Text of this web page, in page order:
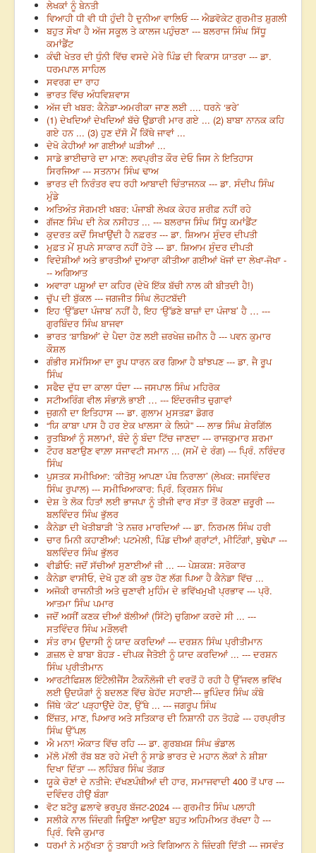
ਲੇਖਕਾਂ ਨੂੰ ਬੇਨਤੀ
ਵਿਆਹੀ ਧੀ ਵੀ ਧੀ ਹੁੰਦੀ ਹੈ ਦੁਨੀਆ ਵਾਲਿਓ --- ਐਡਵੋਕੇਟ ਗੁਰਮੀਤ ਸ਼ੁਗਲੀ
ਬਹੁਤ ਸੌਖਾ ਹੈ ਅੱਜ ਸਕੂਲ ਤੇ ਕਾਲਜ ਪਹੁੰਚਣਾ --- ਬਲਰਾਜ ਸਿੰਘ ਸਿੱਧੂ
ਕਮਾਂਡੈਂਟ
ਕੰਢੀ ਖੇਤਰ ਦੀ ਧੁੰਨੀ ਵਿੱਚ ਵਸਦੇ ਮੇਰੇ ਪਿੰਡ ਦੀ ਵਿਕਾਸ ਯਾਤਰਾ --- ਡਾ.
ਧਰਮਪਾਲ ਸਾਹਿਲ
ਸਵਰਗ ਦਾ ਰਾਹ
ਭਾਰਤ ਵਿੱਚ ਅੰਧਵਿਸ਼ਵਾਸ
ਅੱਜ ਦੀ ਖਬਰ: ਕੈਨੇਡਾ-ਅਮਰੀਕਾ ਜਾਣ ਲਈ .... ਧਰਨੇ ‘ਭਰੇ’
(1) ਦੇਖਦਿਆਂ ਦੇਖਦਿਆਂ ਬੱਚੇ ਉਡਾਰੀ ਮਾਰ ਗਏ ... (2) ਬਾਬਾ ਨਾਨਕ ਕਹਿ
ਗਏ ਹਨ ... (3) ਹੁਣ ਦੱਸੋ ਮੈਂ ਕਿੱਥੇ ਜਾਵਾਂ ...
ਦੇਖੋ ਕੇਹੀਆਂ ਆ ਗਈਆਂ ਘੜੀਆਂ ...
ਸਾਡੇ ਭਾਈਚਾਰੇ ਦਾ ਮਾਣ: ਲਵਪ੍ਰੀਤ ਕੌਰ ਦੇਓ ਜਿਸ ਨੇ ਇਤਿਹਾਸ
ਸਿਰਜਿਆ --- ਸਤਨਾਮ ਸਿੰਘ ਢਾਅ
ਭਾਰਤ ਦੀ ਨਿਰੰਤਰ ਵਧ ਰਹੀ ਆਬਾਦੀ ਚਿੰਤਾਜਨਕ --- ਡਾ. ਸੰਦੀਪ ਸਿੰਘ
ਮੁੰਡੇ
ਅਤਿਅੰਤ ਸੋਗਮਈ ਖਬਰ: ਪੰਜਾਬੀ ਲੇਖਕ ਕੇਹਰ ਸ਼ਰੀਫ਼ ਨਹੀਂ ਰਹੇ
ਗੱਜਣ ਸਿੰਘ ਦੀ ਨੇਕ ਨਸੀਹਤ ... --- ਬਲਰਾਜ ਸਿੰਘ ਸਿੱਧੂ ਕਮਾਂਡੈਂਟ
ਕੁਦਰਤ ਕਦੋਂ ਸਿਖਾਉਂਦੀ ਹੈ ਨਫ਼ਰਤ --- ਡਾ. ਸ਼ਿਆਮ ਸੁੰਦਰ ਦੀਪਤੀ
ਮੁਫ਼ਤ ਮੇਂ ਸੁਪਨੇ ਸਾਕਾਰ ਨਹੀਂ ਹੋਤੇ --- ਡਾ. ਸ਼ਿਆਮ ਸੁੰਦਰ ਦੀਪਤੀ
ਵਿਦੇਸ਼ੀਆਂ ਅਤੇ ਭਾਰਤੀਆਂ ਦੁਆਰਾ ਕੀਤੀਆ ਗਈਆਂ ਖੋਜਾਂ ਦਾ ਲੇਖਾ-ਜੋਖਾ -
-- ਅਗਿਆਤ
ਅਵਾਰਾ ਪਸ਼ੂਆਂ ਦਾ ਕਹਿਰ (ਦੇਖੋ ਇੱਕ ਬੱਚੀ ਨਾਲ ਕੀ ਬੀਤਦੀ ਹੈ!)
ਚੁੱਪ ਦੀ ਬੁੱਕਲ --- ਜਗਜੀਤ ਸਿੰਘ ਲੋਹਟਬੱਦੀ
ਇਹ ‘ਉੱਡਦਾ ਪੰਜਾਬ’ ਨਹੀਂ ਹੈ, ਇਹ ‘ਉੱਡਣੇ ਬਾਜ਼ਾਂ ਦਾ ਪੰਜਾਬ’ ਹੈ … ---
ਗੁਰਬਿੰਦਰ ਸਿੰਘ ਬਾਜਵਾ
ਭਾਰਤ ‘ਬਾਬਿਆਂ’ ਦੇ ਪੈਦਾ ਹੋਣ ਲਈ ਜ਼ਰਖੇਜ਼ ਜ਼ਮੀਨ ਹੈ --- ਪਵਨ ਕੁਮਾਰ
ਕੌਸ਼ਲ
ਗੰਭੀਰ ਸਮੱਸਿਆ ਦਾ ਰੂਪ ਧਾਰਨ ਕਰ ਗਿਆ ਹੈ ਬਾਂਝਪਣ --- ਡਾ. ਜੈ ਰੂਪ
ਸਿੰਘ
ਸਫੈਦ ਦੁੱਧ ਦਾ ਕਾਲਾ ਧੰਦਾ --- ਜਸਪਾਲ ਸਿੰਘ ਮਹਿਰੋਕ
ਸਟੀਅਰਿੰਗ ਵੀਲ ਸੰਭਾਲ਼ੋ ਭਾਈ … --- ਇੰਦਰਜੀਤ ਚੁਗਾਵਾਂ
ਜੁਗਨੀ ਦਾ ਇਤਿਹਾਸ --- ਡਾ. ਗੁਲਾਮ ਮੁਸਤਫ਼ਾ ਡੋਗਰ
“ਯਿ ਕਾਬਾ ਪਾਸ ਹੈ ਹਰ ਏਕ ਖਾਲਸਾ ਕੇ ਲਿਯੇ” --- ਲਾਭ ਸਿੰਘ ਸ਼ੇਰਗਿੱਲ
ਰੁਤਬਿਆਂ ਨੂੰ ਸਲਾਮਾਂ, ਬੰਦੇ ਨੂੰ ਬੰਦਾ ਟਿੱਚ ਜਾਣਦਾ --- ਰਾਜਕੁਮਾਰ ਸ਼ਰਮਾ
ਟੌਹਰ ਬਣਾਉਣ ਵਾਲ਼ਾ ਸਜਾਵਟੀ ਸਮਾਨ ... (ਸਮੇਂ ਦੇ ਰੰਗ) --- ਪ੍ਰਿੰ. ਨਰਿੰਦਰ
ਸਿੰਘ
ਪੁਸਤਕ ਸਮੀਖਿਆ: ‘ਕੀਤੋਸੁ ਆਪਣਾ ਪੰਥ ਨਿਰਾਲਾ’ (ਲੇਖਕ: ਜਸਵਿੰਦਰ
ਸਿੰਘ ਰੁਪਾਲ) --- ਸਮੀਖਿਆਕਾਰ: ਪ੍ਰਿੰ. ਕ੍ਰਿਸ਼ਨ ਸਿੰਘ
ਦੇਸ਼ ਤੇ ਲੋਕ ਹਿਤਾਂ ਲਈ ਭਾਜਪਾ ਨੂੰ ਤੀਜੀ ਵਾਰ ਸੱਤਾ ਤੋਂ ਰੋਕਣਾ ਜ਼ਰੂਰੀ ---
ਬਲਵਿੰਦਰ ਸਿੰਘ ਭੁੱਲਰ
ਕੈਨੇਡਾ ਦੀ ਖੇਤੀਬਾੜੀ ’ਤੇ ਨਜ਼ਰ ਮਾਰਦਿਆਂ --- ਡਾ. ਨਿਰਮਲ ਸਿੰਘ ਹਰੀ
ਚਾਰ ਮਿਨੀ ਕਹਾਣੀਆਂ: ਪਟਮੇਲੀ, ਪਿੰਡ ਦੀਆਂ ਗ੍ਰਾਂਟਾਂ, ਮੀਟਿੰਗਾਂ, ਬੁਢੇਪਾ ---
ਬਲਵਿੰਦਰ ਸਿੰਘ ਭੁੱਲਰ
ਵੀਡੀਓ: ਜਦੋਂ ਸੱਚੀਆਂ ਸੁਣਾਈਆਂ ਜੀ ... --- ਪੇਸ਼ਕਸ਼: ਸਰੋਕਾਰ
ਕੈਨੇਡਾ ਵਾਸੀਓ, ਦੇਖੋ ਹੁਣ ਕੀ ਕੁਝ ਹੋਣ ਲੱਗ ਪਿਆ ਹੈ ਕੈਨੇਡਾ ਵਿੱਚ ...
ਅਜੋਕੀ ਰਾਜਨੀਤੀ ਅਤੇ ਚੁਣਾਵੀ ਮੁਹਿੰਮ ਦੇ ਭਵਿੱਖਮੁਖੀ ਪ੍ਰਭਾਵ --- ਪ੍ਰੋ.
ਆਤਮਾ ਸਿੰਘ ਪਮਾਰ
ਜਦੋਂ ਅਸੀਂ ਕਣਕ ਦੀਆਂ ਬੱਲੀਆਂ (ਸਿੱਟੇ) ਚੁਗਿਆ ਕਰਦੇ ਸੀ ... ---
ਸਤਵਿੰਦਰ ਸਿੰਘ ਮੜੌਲਵੀ
ਸੰਤ ਰਾਮ ਉਦਾਸੀ ਨੂੰ ਯਾਦ ਕਰਦਿਆਂ --- ਦਰਸ਼ਨ ਸਿੰਘ ਪ੍ਰੀਤੀਮਾਨ
ਗ਼ਜ਼ਲ ਦੇ ਬਾਬਾ ਬੋਹੜ - ਦੀਪਕ ਜੈਤੋਈ ਨੂੰ ਯਾਦ ਕਰਦਿਆਂ ... --- ਦਰਸ਼ਨ
ਸਿੰਘ ਪ੍ਰੀਤੀਮਾਨ
ਆਰਟੀਫਿਸ਼ਲ ਇੰਟੈਲੀਜੈਂਸ ਟੈਕਨੌਲੋਜੀ ਦੀ ਵਰਤੋਂ ਹੋ ਰਹੀ ਹੈ ਉੱਜਵਲ ਭਵਿੱਖ
ਲਈ ਉਦਯੋਗਾਂ ਨੂੰ ਬਦਲਣ ਵਿੱਚ ਬੇਹੱਦ ਸਹਾਈ--- ਭੁਪਿੰਦਰ ਸਿੰਘ ਕੰਬੋ
ਜਿੱਥੇ ‘ਕੋਟ’ ਪੜ੍ਹਾਉਂਦੇ ਹੋਣ, ਉੱਥੇ ... --- ਜਗਰੂਪ ਸਿੰਘ
ਇੱਜ਼ਤ, ਮਾਣ, ਪਿਆਰ ਅਤੇ ਸਤਿਕਾਰ ਦੀ ਨਿਸ਼ਾਨੀ ਹਨ ਤੋਹਫ਼ੇ --- ਹਰਪ੍ਰੀਤ
ਸਿੰਘ ਉੱਪਲ
ਐ ਮਨਾ! ਔਕਾਤ ਵਿੱਚ ਰਹਿ --- ਡਾ. ਗੁਰਬਖ਼ਸ਼ ਸਿੰਘ ਭੰਡਾਲ
ਮੱਲੋ ਮੱਲੀ ਰੱਬ ਬਣ ਰਹੇ ਮੋਦੀ ਨੂੰ ਸਾਡੇ ਭਾਰਤ ਦੇ ਮਹਾਨ ਲੋਕਾਂ ਨੇ ਸ਼ੀਸ਼ਾ
ਦਿਖਾ ਦਿੱਤਾ --- ਲਹਿੰਬਰ ਸਿੰਘ ਤੱਗੜ
ਯੂਕੇ ਚੋਣਾਂ ਦੇ ਨਤੀਜੇ: ਦੱਖਣਪੰਥੀਆਂ ਦੀ ਹਾਰ, ਸਮਾਜਵਾਦੀ 400 ਤੋਂ ਪਾਰ ---
ਦਵਿੰਦਰ ਹੀਉਂ ਬੰਗਾ
ਵੋਟ ਬਟੋਰੂ ਛਲਾਵੇ ਭਰਪੂਰ ਬੱਜਟ-2024 --- ਗੁਰਮੀਤ ਸਿੰਘ ਪਲਾਹੀ
ਸਲੀਕੇ ਨਾਲ ਜਿੰਦਗੀ ਜਿਊਣਾ ਆਉਣਾ ਬਹੁਤ ਅਹਿਮੀਅਤ ਰੱਖਦਾ ਹੈ ---
ਪ੍ਰਿੰ. ਵਿਜੈ ਕੁਮਾਰ
ਧਰਮਾਂ ਨੇ ਮਨੁੱਖਤਾ ਨੂੰ ਤਬਾਹੀ ਅਤੇ ਵਿਗਿਆਨ ਨੇ ਜ਼ਿੰਦਗੀ ਦਿੱਤੀ --- ਜਸਵੰਤ